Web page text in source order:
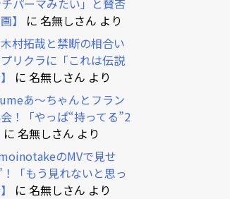
】
に 名無しさん より
村拓哉と禁断の相合い
リクラに「これは伝説
に 名無しさん より
あ～ちゃんとフラン
！「やっぱ“持ってる”2
に 名無しさん より
のMVで見せ
「もう見れないと思っ
に 名無しさん より